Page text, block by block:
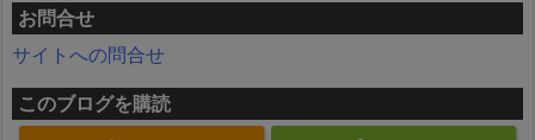
お問合せ
サイトへの問合せ
このブログを購読